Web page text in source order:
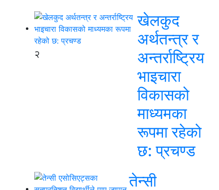
२
खेलकुद
अर्थतन्त्र र
अन्तर्राष्ट्रिय
भाइचारा
विकासको
माध्यमका
रूपमा रहेको
छ: प्रचण्ड
तेन्सी